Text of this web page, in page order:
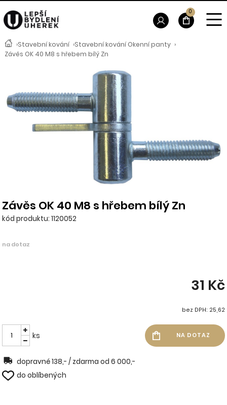
›Stavební kování ›Stavební kování Okenní panty ›
Závěs OK 40 M8 s hřebem bílý Zn
Závěs OK 40 M8 s hřebem bílý Zn
kód produktu: 1120052
na dotaz
31 Kč
bez DPH: 25,62
ks
dopravné 138,- / zdarma od 6 000,-
do oblíbených
0